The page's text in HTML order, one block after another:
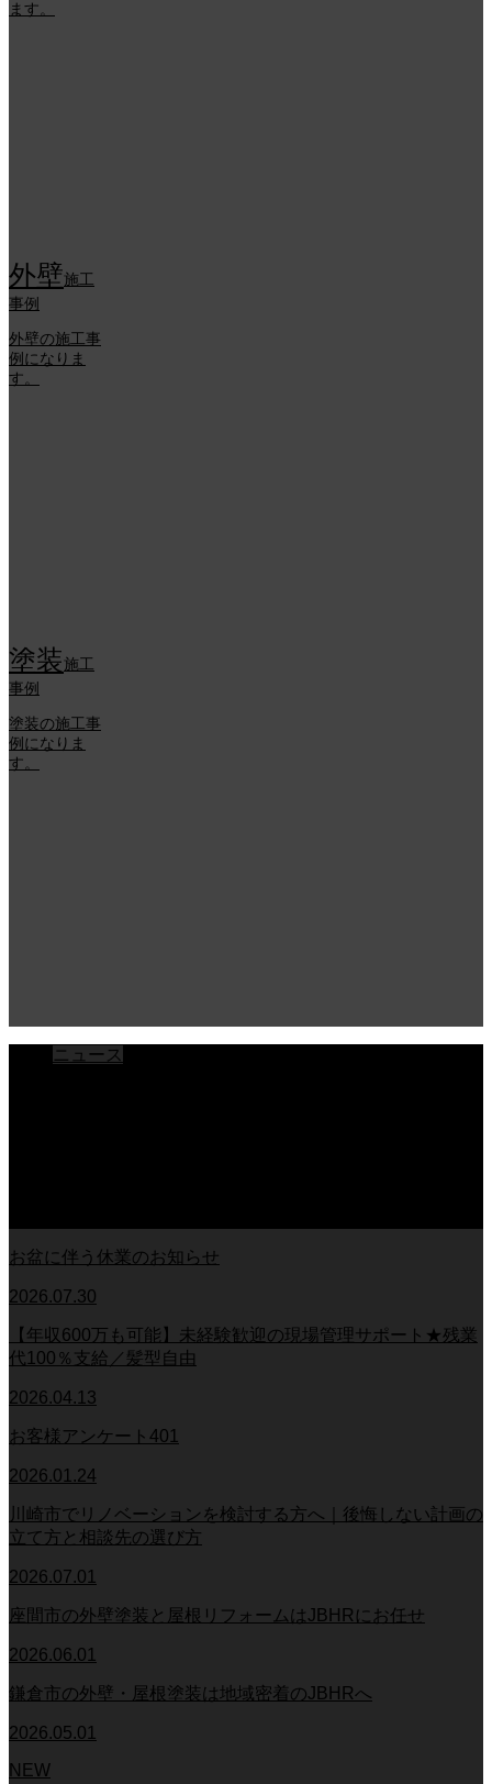
ます。
外壁施工
事例
外壁の施工事
例になりま
す。
塗装施工
事例
塗装の施工事
例になりま
す。
ニュース
お盆に伴う休業のお知らせ
2026.07.30
【年収600万も可能】未経験歓迎の現場管理サポート★残業
代100％支給／髪型自由
2026.04.13
お客様アンケート401
2026.01.24
川崎市でリノベーションを検討する方へ｜後悔しない計画の
立て方と相談先の選び方
2026.07.01
座間市の外壁塗装と屋根リフォームはJBHRにお任せ
2026.06.01
鎌倉市の外壁・屋根塗装は地域密着のJBHRへ
2026.05.01
NEW